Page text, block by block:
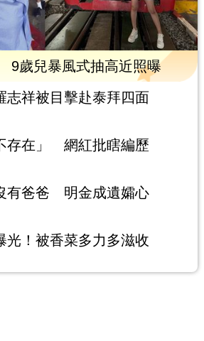
9歲兒暴風式抽高近照曝
祥被目擊赴泰拜四面
存在」 網紅批瞎編歷
有爸爸 明金成遺孀心
光！被香菜多力多滋收